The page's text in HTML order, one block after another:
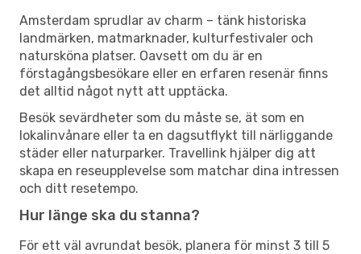
Amsterdam sprudlar av charm – tänk historiska
landmärken, matmarknader, kulturfestivaler och
natursköna platser. Oavsett om du är en
förstagångsbesökare eller en erfaren resenär finns
det alltid något nytt att upptäcka.
Besök sevärdheter som du måste se, ät som en
lokalinvånare eller ta en dagsutflykt till närliggande
städer eller naturparker. Travellink hjälper dig att
skapa en reseupplevelse som matchar dina intressen
och ditt resetempo.
Hur länge ska du stanna?
För ett väl avrundat besök, planera för minst 3 till 5